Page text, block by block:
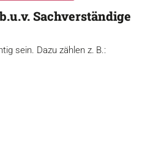
Sachverständige
sein. Dazu zählen z. B.: